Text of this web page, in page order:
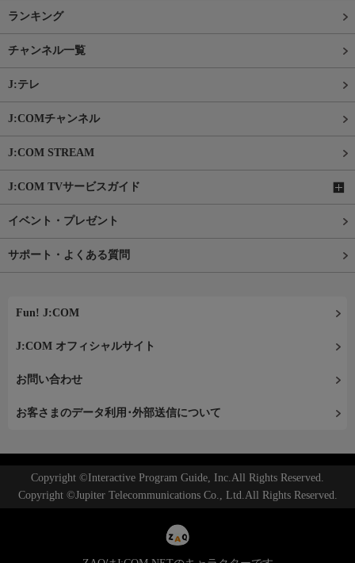
ランキング
チャンネル一覧
J:テレ
J:COMチャンネル
J:COM STREAM
J:COM TVサービスガイド
イベント・プレゼント
サポート・よくある質問
Fun! J:COM
J:COM オフィシャルサイト
お問い合わせ
お客さまのデータ利用･外部送信について
Copyright ©Interactive Program Guide, Inc.All Rights Reserved.
Copyright ©Jupiter Telecommunications Co., Ltd.All Rights Reserved.